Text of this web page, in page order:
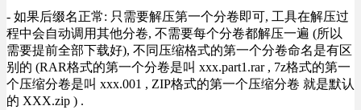
- 如果后缀名正常: 只需要解压第一个分卷即可, 工具在解压过
程中会自动调用其他分卷, 不需要每个分卷都解压一遍 (所以
需要提前全部下载好), 不同压缩格式的第一个分卷命名是有区
别的 (RAR格式的第一个分卷是叫 xxx.part1.rar , 7z格式的第一
个压缩分卷是叫 xxx.001 , ZIP格式的第一个压缩分卷 就是默认
的 XXX.zip ) .